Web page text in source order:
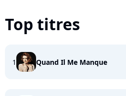
Top titres
1 Quand Il Me Manque